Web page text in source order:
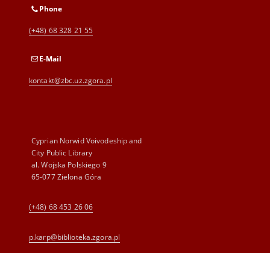
Phone
(+48) 68 328 21 55
E-Mail
kontakt@zbc.uz.zgora.pl
Cyprian Norwid Voivodeship and
City Public Library
al. Wojska Polskiego 9
65-077 Zielona Góra
(+48) 68 453 26 06
p.karp@biblioteka.zgora.pl